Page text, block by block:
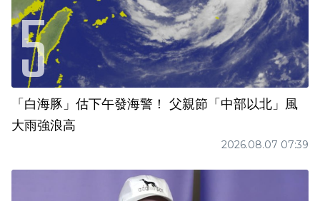
「白海豚」估下午發海警！ 父親節「中部以北」風
大雨強浪高
2026.08.07 07:39